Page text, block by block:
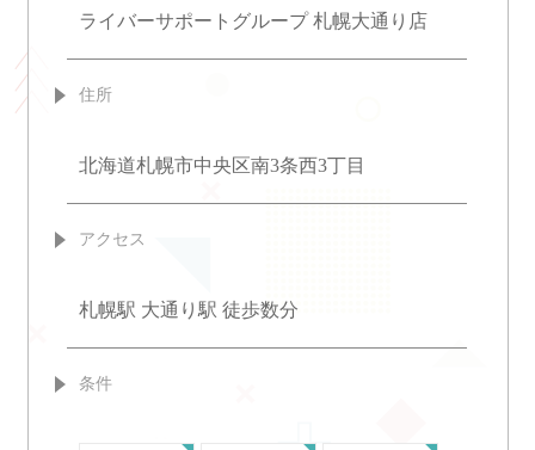
ライバーサポートグループ 札幌大通り店
住所
北海道札幌市中央区南3条西3丁目
アクセス
札幌駅 大通り駅 徒歩数分
条件